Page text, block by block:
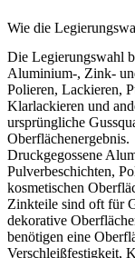
Wie die
Die Legierungswahl
Aluminium-, Zink-
Polieren, Lackieren,
Klarlackieren und
ursprüngliche
Oberflächenergebnis.
Druckgegossene
Pulverbeschichten,
kosmetischen
Zinkteile sind oft für
dekorative
benötigen eine
Verschleißfestigkeit,